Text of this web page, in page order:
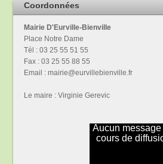
Coordonnées
Mairie D'Eurville-Bienville
Place Notre Dame
Tél : 03 25 55 51 55
Fax : 03 25 55 88 55
Email : mairie@eurvillebienville.fr
Le maire : Virginie Gerevic